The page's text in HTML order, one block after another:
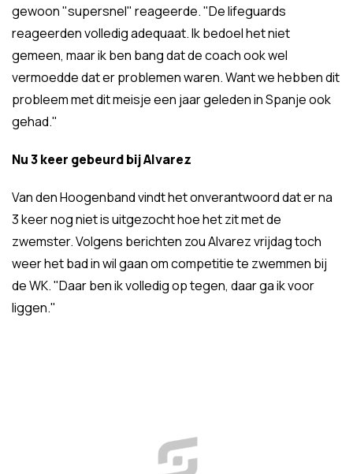
gewoon "supersnel" reageerde. "De lifeguards
reageerden volledig adequaat. Ik bedoel het niet
gemeen, maar ik ben bang dat de coach ook wel
vermoedde dat er problemen waren. Want we hebben dit
probleem met dit meisje een jaar geleden in Spanje ook
gehad."
Nu 3 keer gebeurd bij Alvarez
Van den Hoogenband vindt het onverantwoord dat er na
3 keer nog niet is uitgezocht hoe het zit met de
zwemster. Volgens berichten zou Alvarez vrijdag toch
weer het bad in wil gaan om competitie te zwemmen bij
de WK. "Daar ben ik volledig op tegen, daar ga ik voor
liggen."